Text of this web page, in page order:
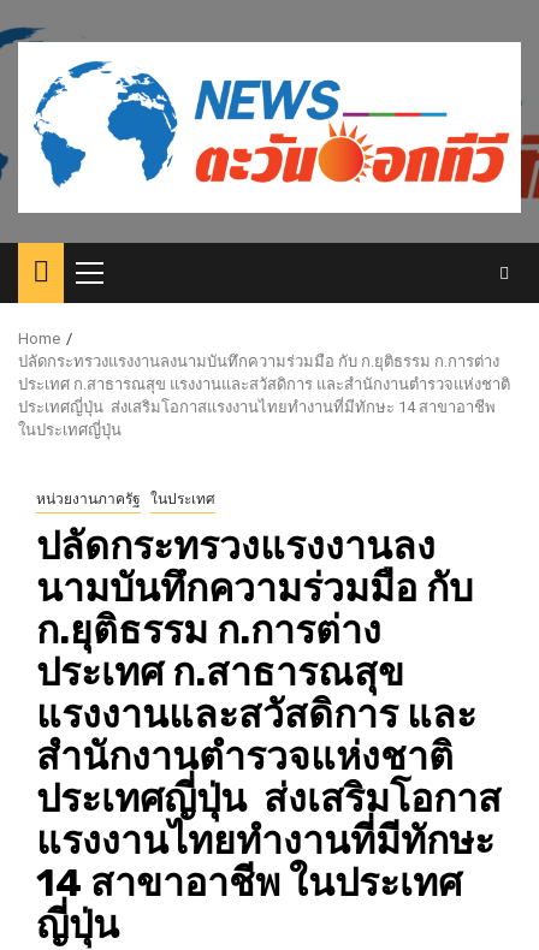
to
content
Primary
Menu
Home
ปลัดกระทรวงแรงงานลงนามบันทึกความร่วมมือ กับ ก.ยุติธรรม ก.การต่าง
ประเทศ ก.สาธารณสุข แรงงานและสวัสดิการ และสำนักงานตำรวจแห่งชาติ
ประเทศญี่ปุ่น ส่งเสริมโอกาสแรงงานไทยทำงานที่มีทักษะ 14 สาขาอาชีพ
ในประเทศญี่ปุ่น
หน่วยงานภาครัฐ ในประเทศ
ปลัดกระทรวงแรงงานลง
นามบันทึกความร่วมมือ กับ
ก.ยุติธรรม ก.การต่าง
ประเทศ ก.สาธารณสุข
แรงงานและสวัสดิการ และ
สำนักงานตำรวจแห่งชาติ
ประเทศญี่ปุ่น ส่งเสริมโอกาส
แรงงานไทยทำงานที่มีทักษะ
14 สาขาอาชีพ ในประเทศ
ญี่ปุ่น